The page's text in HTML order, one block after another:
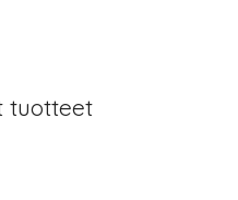
tuotteet